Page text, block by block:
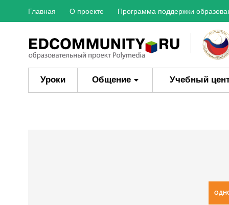
Главная О проекте Программа поддержки
Уроки Общение Учебный